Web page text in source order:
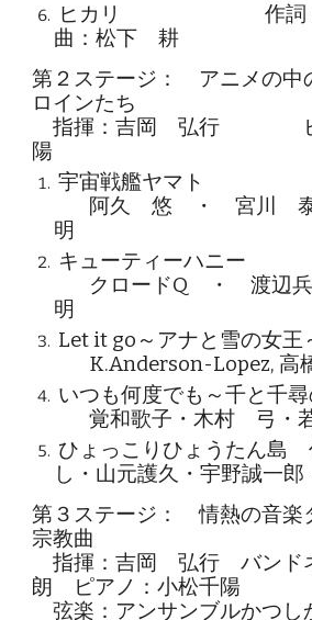
ヒカリ
作
曲：松下 耕
第２ステージ： アニメの中
ロインたち
指揮：吉岡 弘行 ピ
陽
宇宙戦艦ヤ
阿久 悠 ・ 宮川
明
キューティー
クロードQ ・ 渡辺
明
Let it go～アナと雪
K.Anderson-Lopez, 高
いつも何度でも～千と千
覚和歌子・木村 弓・
ひょっこりひょうたん島
し・山元護久・宇野誠一郎
第３ステージ： 情熱の音楽
宗教曲
指揮：吉岡 弘行 バンド
朗 ピアノ：小松千陽
弦楽：アンサンブルかつ